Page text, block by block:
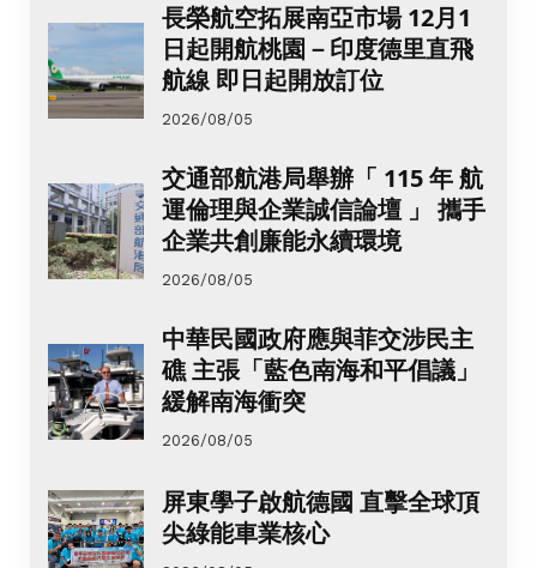
長榮航空拓展南亞市場 12月1
日起開航桃園－印度德里直飛
航線 即日起開放訂位
2026/08/05
交通部航港局舉辦「 115 年 航
運倫理與企業誠信論壇 」 攜手
企業共創廉能永續環境
2026/08/05
中華民國政府應與菲交涉民主
礁 主張「藍色南海和平倡議」
緩解南海衝突
2026/08/05
屏東學子啟航德國 直擊全球頂
尖綠能車業核心